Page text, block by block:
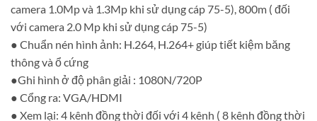
camera 1.0Mp và 1.3Mp khi sử dụng cáp 75-5), 800m ( đối
với camera 2.0 Mp khi sử dụng cáp 75-5)
● Chuẩn nén hình ảnh: H.264, H.264+ giúp tiết kiệm băng
thông và ổ cứng
●Ghi hình ở độ phân giải : 1080N/720P
● Cổng ra: VGA/HDMI
● Xem lại: 4 kênh đồng thời đối với 4 kênh ( 8 kênh đồng thời